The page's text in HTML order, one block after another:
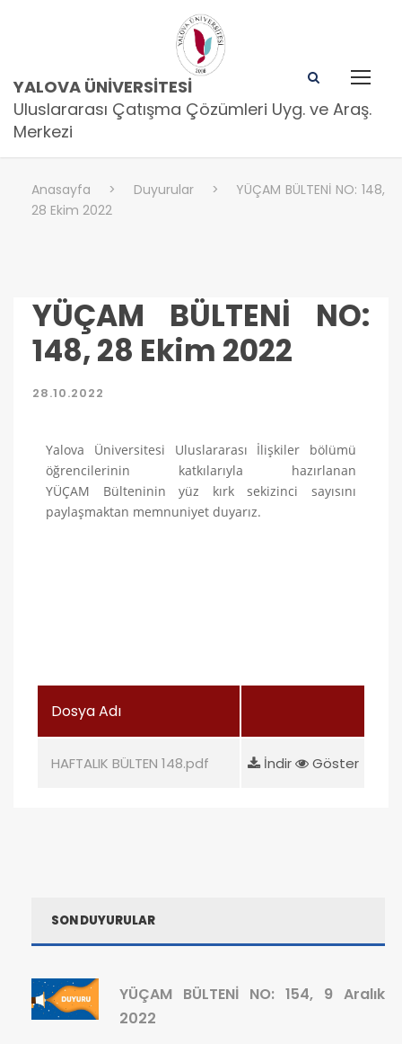
YALOVA ÜNIVERSITESI
Uluslararası Çatışma Çözümleri Uyg. ve Araş.
Merkezi
Anasayfa > Duyurular >
YÜÇAM BÜLTENİ NO: 148,
28 Ekim 2022
YÜÇAM BÜLTENİ NO:
148, 28 Ekim 2022
28.10.2022
Yalova Üniversitesi Uluslararası İlişkiler bölümü
öğrencilerinin katkılarıyla hazırlanan
YÜÇAM Bülteninin yüz kırk sekizinci sayısını
paylaşmaktan memnuniyet duyarız.
Dosya Adı
HAFTALIK BÜLTEN 148.pdf İndir Göster
SON DUYURULAR
YÜÇAM BÜLTENİ NO: 154, 9 Aralık
2022